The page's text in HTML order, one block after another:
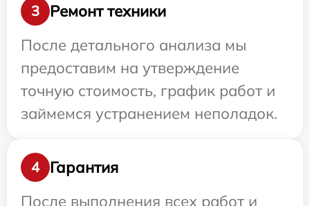
3
Ремонт техники
После детального анализа мы
предоставим на утверждение
точную стоимость, график работ и
займемся устранением неполадок.
4
Гарантия
После выполнения всех работ и